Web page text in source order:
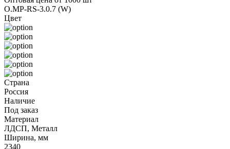
O.MP-RS-3.0.7 (W)
Цвет
Страна
Россия
Наличие
Под заказ
Материал
ЛДСП, Металл
Ширина, мм
2340